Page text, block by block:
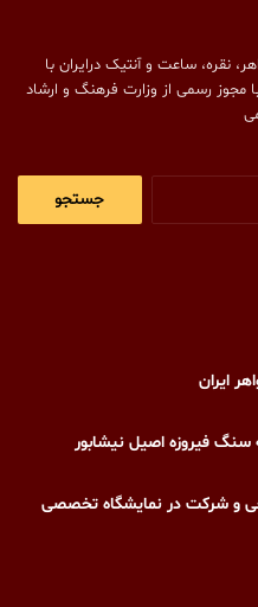
نقره، ساعت و آنتیک درایران با
مجوز رسمی از وزارت فرهنگ و ارشاد
ایران
فیروزه اصیل نیشابور
و شرکت در نمایشگاه تخصصی